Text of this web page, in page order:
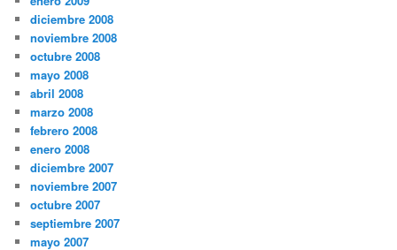
diciembre 2008
noviembre 2008
octubre 2008
mayo 2008
abril 2008
marzo 2008
febrero 2008
enero 2008
diciembre 2007
noviembre 2007
octubre 2007
septiembre 2007
mayo 2007